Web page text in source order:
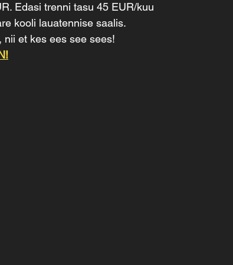
Edasi trenni tasu 45 EUR/kuu
kooli lauatennise saalis.
nii et kes ees see sees!